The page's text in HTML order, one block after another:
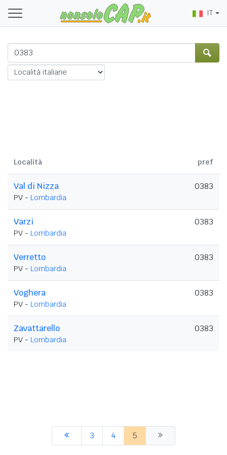
IT
Località pref
Val di Nizza
PV - Lombardia
0383
Varzi
PV - Lombardia
0383
Verretto
PV - Lombardia
0383
Voghera
PV - Lombardia
0383
Zavattarello
PV - Lombardia
0383
3 4 5